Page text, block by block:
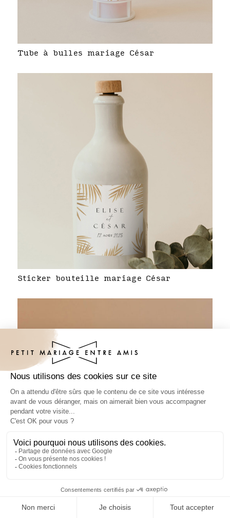
Tube à bulles mariage César
Sticker bouteille mariage César
Sous-bock mariage César